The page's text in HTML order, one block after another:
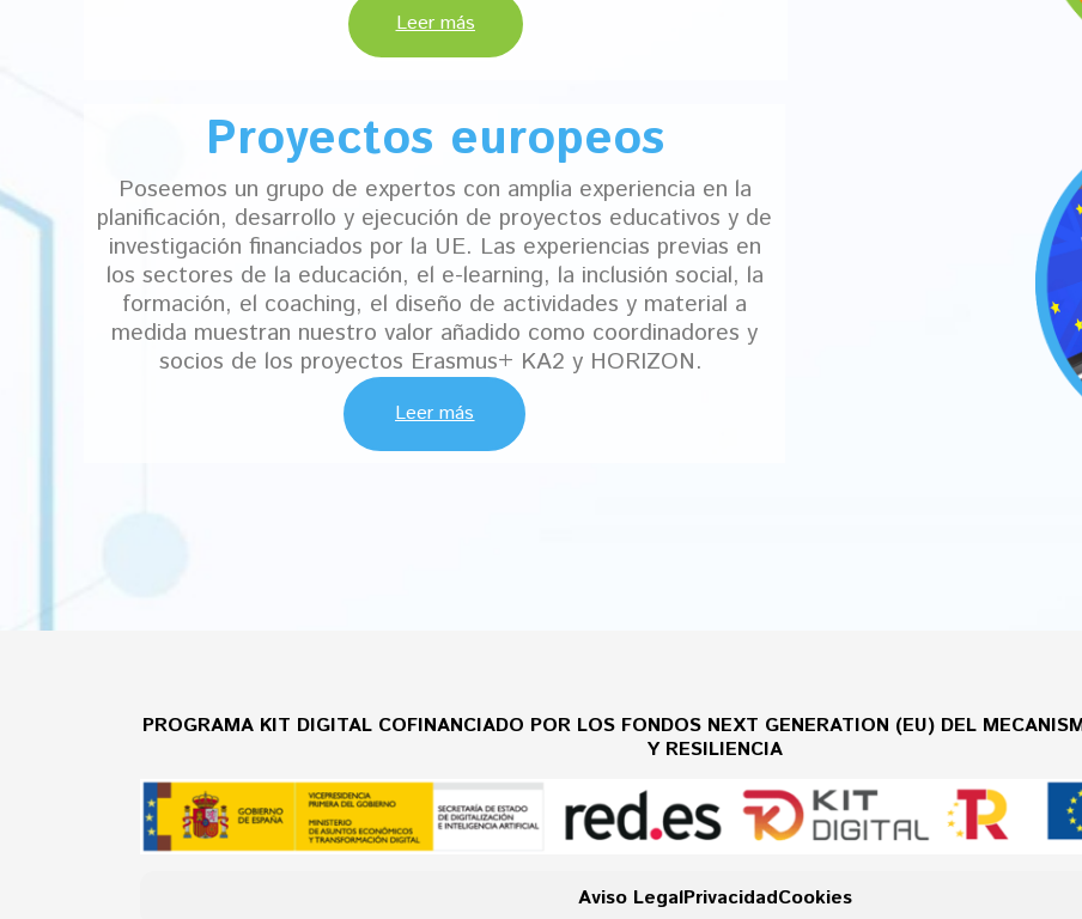
Leer más
Proyectos europeos
Poseemos un grupo de expertos con amplia experiencia en la
planificación, desarrollo y ejecución de proyectos educativos y de
investigación financiados por la UE. Las experiencias previas en
los sectores de la educación, el e-learning, la inclusión social, la
formación, el coaching, el diseño de actividades y material a
medida muestran nuestro valor añadido como coordinadores y
socios de los proyectos Erasmus+ KA2 y HORIZON.
Leer más
PROGRAMA KIT DIGITAL COFINANCIADO POR LOS FONDOS NEXT GENERATION (EU) DEL
Y RESILIENCIA
Aviso LegalPrivacidadCookies